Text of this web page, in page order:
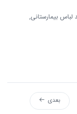
لباس بیمارستانی,
بعدی